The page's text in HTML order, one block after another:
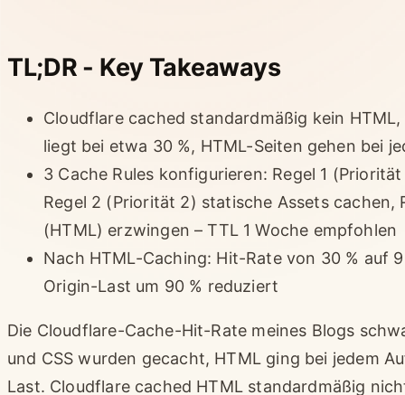
TL;DR - Key Takeaways
Cloudflare cached standardmäßig kein
liegt bei etwa 30 %, HTML-Seiten gehen bei
3 Cache Rules konfigurieren: Regel 1
Regel 2 (Priorität 2) statische Assets cachen,
(HTML) erzwingen – TTL 1 Woche empfohlen
Nach HTML-Caching: Hit-Rate von 30 % auf
Origin-Last um 90 % reduziert
Die Cloudflare-Cache-Hit-Rate meines Blogs
und CSS wurden gecacht, HTML ging bei jedem
Last. Cloudflare cached HTML standardmäßig